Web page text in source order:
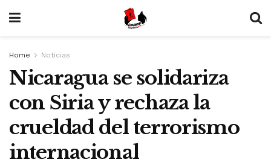
Home Noticias
Nicaragua se solidariza
con Siria y rechaza la
crueldad del terrorismo
internacional